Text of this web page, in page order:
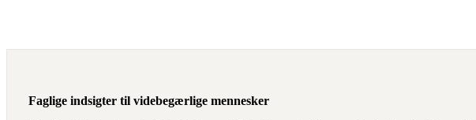
Faglige indsigter til videbegærlige mennesker